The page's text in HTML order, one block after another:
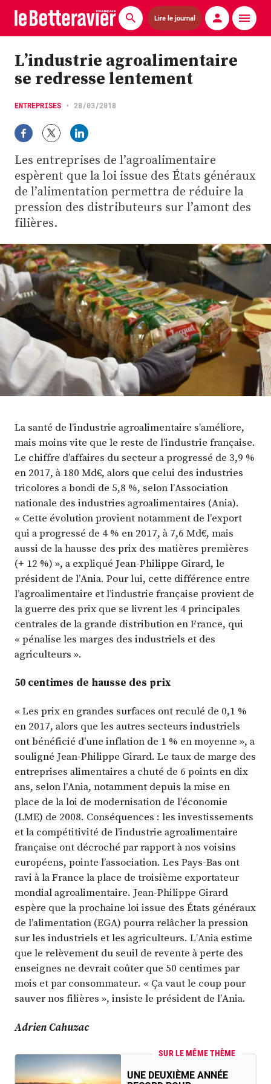
Lire le journal
Actualités
Économie
Agronomie
Matériels
La technique ITB
Pommes de terre
Guides pratiques
Chasse
Plus
Abonnez-vous
L’industrie agroalimentaire
se redresse lentement
ENTREPRISES • 28/03/2018
Les entreprises de l’agroalimentaire
espèrent que la loi issue des États généraux
de l’alimentation permettra de réduire la
pression des distributeurs sur l’amont des
filières.
La santé de l’industrie agroalimentaire s’améliore,
mais moins vite que le reste de l’industrie française.
Le chiffre d’affaires du secteur a progressé de 3,9 %
en 2017, à 180 Md€, alors que celui des industries
tricolores a bondi de 5,8 %, selon l’Association
nationale des industries agroalimentaires (Ania).
« Cette évolution provient notamment de l’export
qui a progressé de 4 % en 2017, à 7,6 Md€, mais
aussi de la hausse des prix des matières premières
(+ 12 %) », a expliqué Jean-Philippe Girard, le
président de l’Ania. Pour lui, cette différence entre
l’agroalimentaire et l’industrie française provient de
la guerre des prix que se livrent les 4 principales
centrales de la grande distribution en France, qui
« pénalise les marges des industriels et des
agriculteurs ».
50 centimes de hausse des prix
« Les prix en grandes surfaces ont reculé de 0,1 %
en 2017, alors que les autres secteurs industriels
ont bénéficié d’une inflation de 1 % en moyenne », a
souligné Jean-Philippe Girard. Le taux de marge des
entreprises alimentaires a chuté de 6 points en dix
ans, selon l’Ania, notamment depuis la mise en
place de la loi de modernisation de l’économie
(LME) de 2008. Conséquences : les investissements
et la compétitivité de l’industrie agroalimentaire
française ont décroché par rapport à nos voisins
européens, pointe l’association. Les Pays-Bas ont
ravi à la France la place de troisième exportateur
mondial agroalimentaire. Jean-Philippe Girard
espère que la prochaine loi issue des États généraux
de l’alimentation (EGA) pourra relâcher la pression
sur les industriels et les agriculteurs. L’Ania estime
que le relèvement du seuil de revente à perte des
enseignes ne devrait coûter que 50 centimes par
mois et par consommateur. « Ça vaut le coup pour
sauver nos filières », insiste le président de l’Ania.
Adrien Cahuzac
SUR LE MÊME THÈME
UNE DEUXIÈME ANNÉE